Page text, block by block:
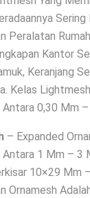
Peralatan
Kantor
Keranjang
Kelas
0,30 Mm
– Expanded
1 Mm – 3
10×29 Mm
Ornamesh